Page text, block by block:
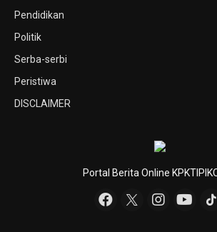
Pendidikan
Politik
Serba-serbi
Peristiwa
DISCLAIMER
Portal Berita Online